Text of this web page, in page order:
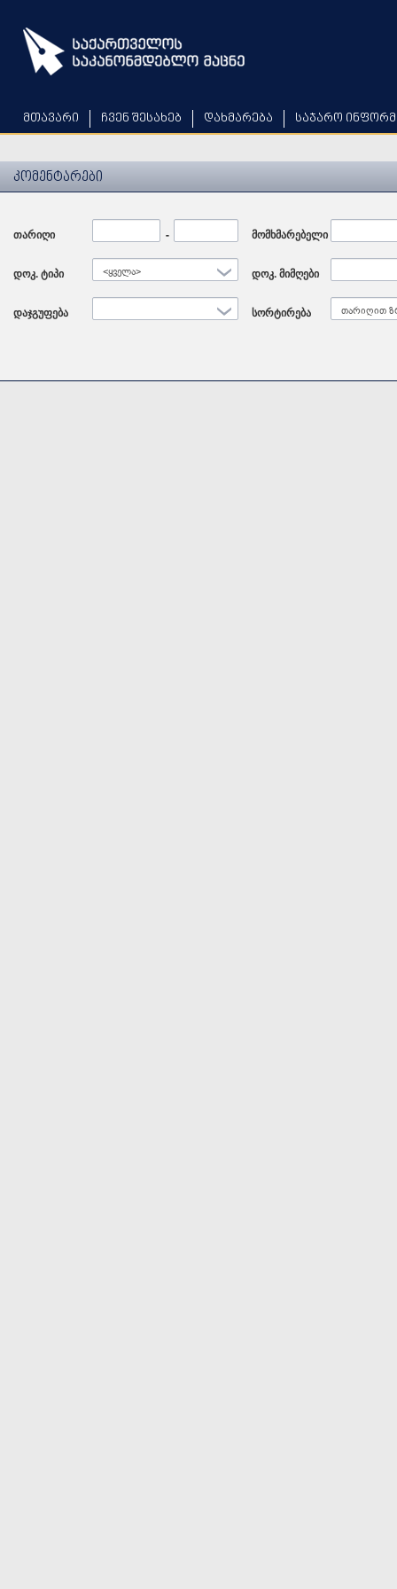
main
content
მთავარი ჩვენ შესახებ დახმარება საჯარო
კომენტარები
თარიღი - მომხმარებელი
დოკ. ტიპი <ყველა> დოკ. მიმღები
დაჯგუფება სორტირება თარიღით